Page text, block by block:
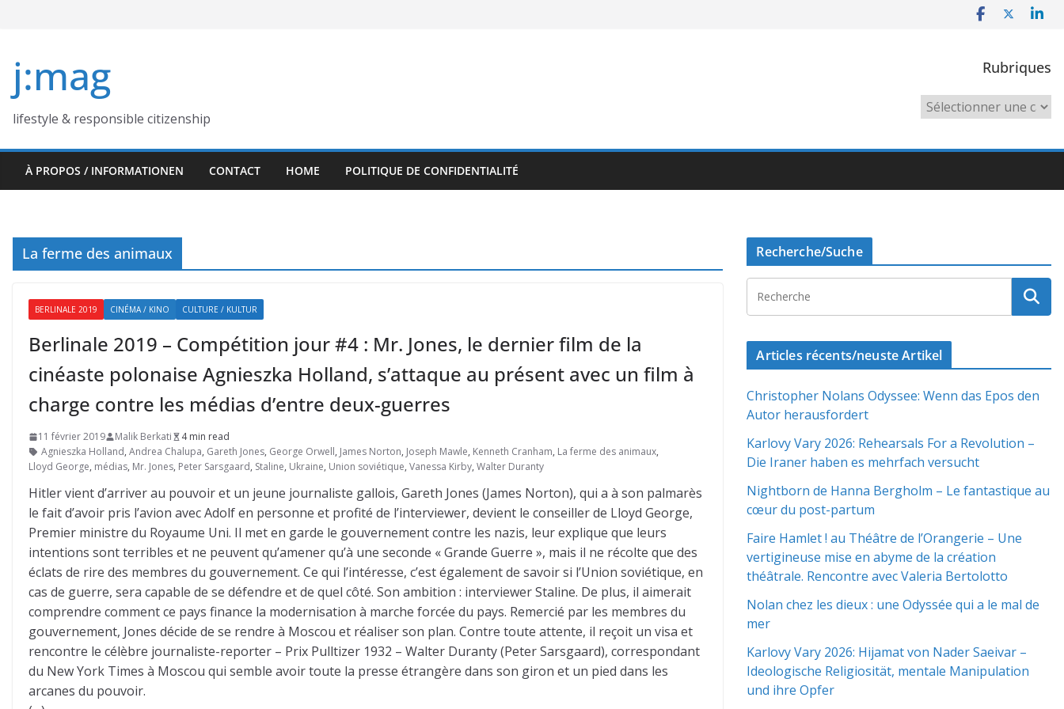
j:mag
lifestyle & responsible citizenship
Rubriques
Rubriques
À PROPOS / INFORMATIONEN CONTACT HOME POLITIQUE DE CONFIDENTIALITÉ
La ferme des animaux
BERLINALE 2019 CINÉMA / KINO CULTURE / KULTUR
Berlinale 2019 – Compétition jour #4 : Mr. Jones, le dernier film de la
cinéaste polonaise Agnieszka Holland, s’attaque au présent avec un film à
charge contre les médias d’entre deux-guerres
11 février 2019 Malik Berkati
4 min read
Agnieszka Holland, Andrea Chalupa, Gareth Jones, George Orwell, James Norton, Joseph Mawle, Kenneth Cranham, La ferme des animaux,
Lloyd George, médias, Mr. Jones, Peter Sarsgaard, Staline, Ukraine, Union soviétique, Vanessa Kirby, Walter Duranty
Hitler vient d’arriver au pouvoir et un jeune journaliste gallois, Gareth Jones (James Norton), qui a à son palmarès
le fait d’avoir pris l’avion avec Adolf en personne et profité de l’interviewer, devient le conseiller de Lloyd George,
Premier ministre du Royaume Uni. Il met en garde le gouvernement contre les nazis, leur explique que leurs
intentions sont terribles et ne peuvent qu’amener qu’à une seconde « Grande Guerre », mais il ne récolte que des
éclats de rire des membres du gouvernement. Ce qui l’intéresse, c’est également de savoir si l’Union soviétique, en
cas de guerre, sera capable de se défendre et de quel côté. Son ambition : interviewer Staline. De plus, il aimerait
comprendre comment ce pays finance la modernisation à marche forcée du pays. Remercié par les membres du
gouvernement, Jones décide de se rendre à Moscou et réaliser son plan. Contre toute attente, il reçoit un visa et
rencontre le célèbre journaliste-reporter – Prix Pulltizer 1932 – Walter Duranty (Peter Sarsgaard), correspondant
du New York Times à Moscou qui semble avoir toute la presse étrangère dans son giron et un pied dans les
arcanes du pouvoir.
Recherche/Suche
Articles récents/neuste Artikel
Christopher Nolans Odyssee: Wenn das Epos den
Autor herausfordert
Karlovy Vary 2026: Rehearsals For a Revolution –
Die Iraner haben es mehrfach versucht
Nightborn de Hanna Bergholm – Le fantastique au
cœur du post-partum
Faire Hamlet ! au Théâtre de l’Orangerie – Une
vertigineuse mise en abyme de la création
théâtrale. Rencontre avec Valeria Bertolotto
Nolan chez les dieux : une Odyssée qui a le mal de
mer
Karlovy Vary 2026: Hijamat von Nader Saeivar​​ –
Ideologische Religiosität, mentale Manipulation
und ihre Opfer